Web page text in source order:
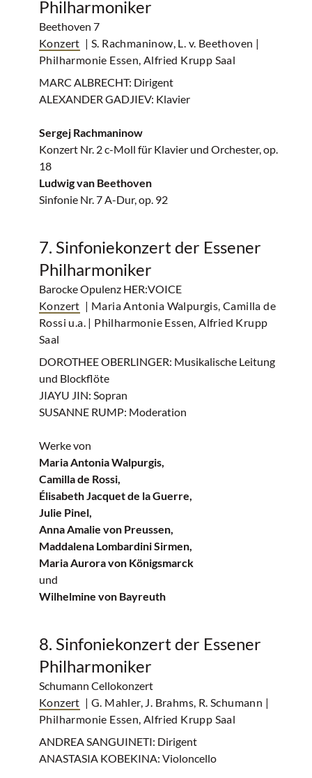
Philharmoniker
Beethoven 7
Konzert | S. Rachmaninow, L. v. Beethoven |
Philharmonie Essen, Alfried Krupp Saal
MARC ALBRECHT: Dirigent
ALEXANDER GADJIEV: Klavier
Sergej Rachmaninow
Konzert Nr. 2 c-Moll für Klavier und Orchester, op.
18
Ludwig van Beethoven
Sinfonie Nr. 7 A-Dur, op. 92
7. Sinfoniekonzert der Essener
Philharmoniker
Barocke Opulenz HER:VOICE
Konzert | Maria Antonia Walpurgis, Camilla de
Rossi u.a. | Philharmonie Essen, Alfried Krupp
Saal
DOROTHEE OBERLINGER: Musikalische Leitung
und Blockflöte
JIAYU JIN: Sopran
SUSANNE RUMP: Moderation
Werke von
Maria Antonia Walpurgis,
Camilla de Rossi,
Élisabeth Jacquet de la Guerre,
Julie Pinel,
Anna Amalie von Preussen,
Maddalena Lombardini Sirmen,
Maria Aurora von Königsmarck
und
Wilhelmine von Bayreuth
8. Sinfoniekonzert der Essener
Philharmoniker
Schumann Cellokonzert
Konzert | G. Mahler, J. Brahms, R. Schumann |
Philharmonie Essen, Alfried Krupp Saal
ANDREA SANGUINETI: Dirigent
ANASTASIA KOBEKINA: Violoncello